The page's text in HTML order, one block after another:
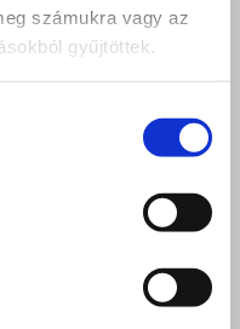
számukra vagy az
gyűjtöttek.